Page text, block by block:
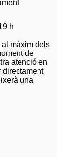
h
al màxim dels
de
atenció en
directament
una